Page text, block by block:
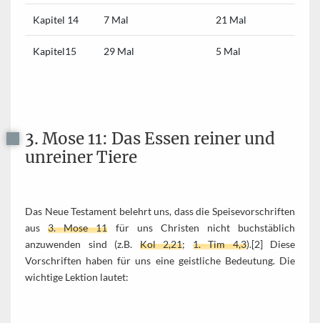
Kapitel 14 7 Mal 21 Mal
Kapitel15 29 Mal 5 Mal
3. Mose 11: Das Essen reiner und
unreiner Tiere
Das Neue Testament belehrt uns, dass die Speisevorschriften
aus3. Mose 11 für uns Christen nicht buchstäblich
anzuwenden sind (z.B. Kol 2,21; 1. Tim 4,3).[2] Diese
Vorschriften haben für uns eine geistliche Bedeutung. Die
wichtige Lektion lautet: